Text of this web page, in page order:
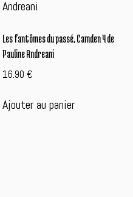
Les fantômes du passé, Camden 4 de
Pauline Andreani
16.90 €
Ajouter au panier